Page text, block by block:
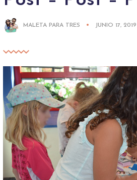
MALETA PARA TRES JUNIO 17, 2019